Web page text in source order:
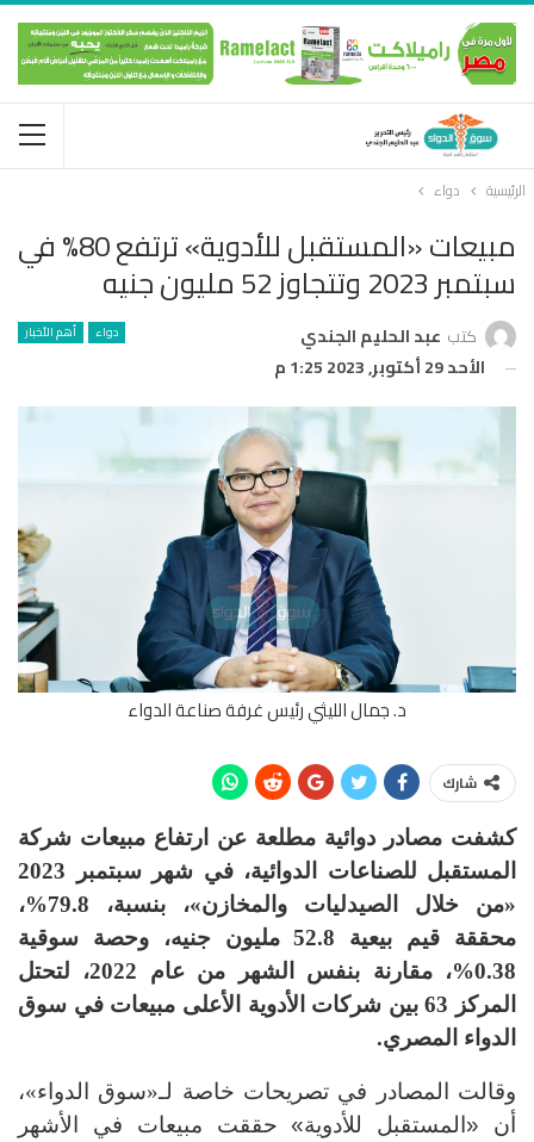
الرئيسية دواء
مبيعات «المستقبل للأدوية» ترتفع 80% في
سبتمبر 2023 وتتجاوز 52 مليون جنيه
دواء أهم الأخبار كتب عبد الحليم الجندي
الأحد 29 أكتوبر, 2023 1:25 م
د. جمال الليثي رئيس غرفة صناعة الدواء
شارك
كشفت مصادر دوائية مطلعة عن ارتفاع مبيعات شركة
المستقبل للصناعات الدوائية،
في شهر سبتمبر 2023
«من خلال الصيدليات والمخازن»، بنسبة، 79.8%،
محققة قيم بيعية 52.8 مليون جنيه، وحصة سوقية
0.38%، مقارنة بنفس الشهر من عام 2022، لتحتل
المركز 63 بين شركات الأدوية الأعلى مبيعات في سوق
الدواء المصري.
وقالت المصادر في تصريحات خاصة لـ«سوق الدواء»،
أن «المستقبل للأدوية» حققت مبيعات في الأشهر